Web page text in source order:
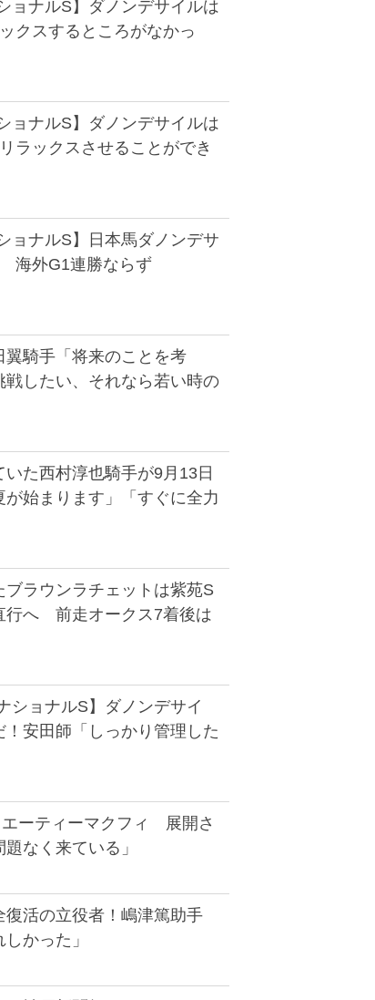
ョナルS】ダノンデサイルは
クスするところがなかっ
ョナルS】ダノンデサイルは
ラックスさせることができ
ョナルS】日本馬ダノンデサ
海外G1連勝ならず
翼騎手「将来のことを考
したい、それなら若い時の
た西村淳也騎手が9月13日
が始まります」「すぐに全力
ラウンラチェットは紫苑S
行へ 前走オークス7着後は
ショナルS】ダノンデサイ
安田師「しっかり管理した
エーティーマクフィ 展開さ
なく来ている」
復活の立役者！嶋津篤助手
かった」